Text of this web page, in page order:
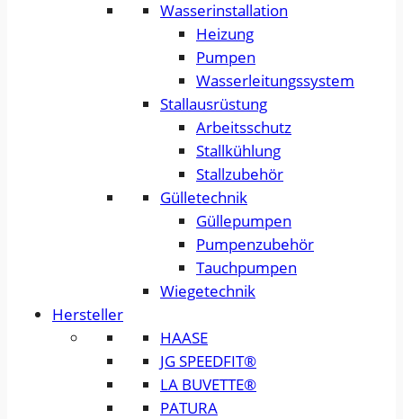
Wasserinstallation
Heizung
Pumpen
Wasserleitungssystem
Stallausrüstung
Arbeitsschutz
Stallkühlung
Stallzubehör
Gülletechnik
Güllepumpen
Pumpenzubehör
Tauchpumpen
Wiegetechnik
Hersteller
HAASE
JG SPEEDFIT®
LA BUVETTE®
PATURA